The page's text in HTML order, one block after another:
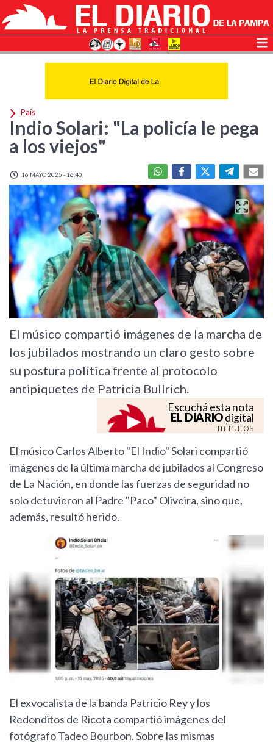
País
Indio Solari: "La policía le pega
a los viejos"
16 MAYO 2025 - 16:40
El músico compartió imágenes de la marcha de
los jubilados mostrando un claro gesto sobre
su postura política frente al protocolo
antipiquetes de Patricia Bullrich.
Escuchá esta nota
EL DIARIOdigital
minutos
El músico Carlos Alberto "El Indio" Solari compartió
imágenes de la última marcha de jubilados al Congreso
de La Nación, en donde las fuerzas de seguridad no
solo detuvieron al Padre "Paco" Oliveira, sino que,
además, resultó herido.
El exvocalista de la banda Patricio Rey y los
Redonditos de Ricota compartió imágenes del
fotógrafo Tadeo Bourbon. Sobre las mismas